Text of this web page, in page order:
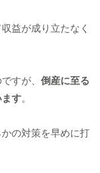
益が成り立たなく
すが、 倒産に至る
ます。
の対策を早めに打